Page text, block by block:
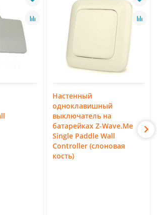
Настенный
одноклавишный
выключатель на
батарейках Z-Wave.Me
Single Paddle Wall
Controller (слоновая
кость)